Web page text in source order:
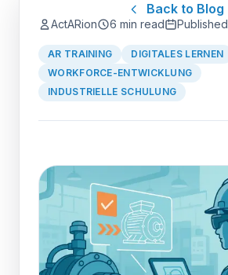
Back to Blog
ActARion 6 min read Published
AR TRAINING
DIGITALES LERNEN
WORKFORCE-ENTWICKLUNG
INDUSTRIELLE SCHULUNG